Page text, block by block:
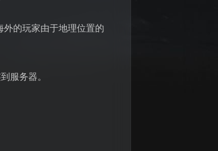
的玩家由于地理位置的
服务器。